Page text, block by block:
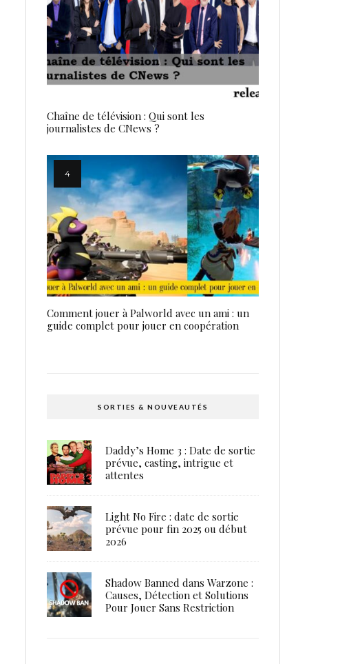
Chaîne de télévision : Qui sont les
journalistes de CNews ?
Comment jouer à Palworld avec un ami : un
guide complet pour jouer en coopération
SORTIES & NOUVEAUTÉS
Daddy’s Home 3 : Date de sortie
prévue, casting, intrigue et
attentes
Light No Fire : date de sortie
prévue pour fin 2025 ou début
2026
Shadow Banned dans Warzone :
Causes, Détection et Solutions
Pour Jouer Sans Restriction